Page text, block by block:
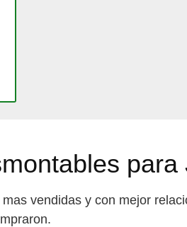
para
vendidas y con mejor